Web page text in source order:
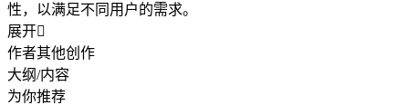
性，以满足不同用户的需求。
展开
作者其他创作
大纲/内容
为你推荐